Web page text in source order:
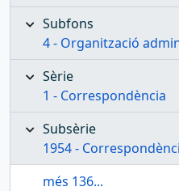
Subfons
4 - Organització
Sèrie
1 - Correspondència
Subsèrie
1954 -
més 136...